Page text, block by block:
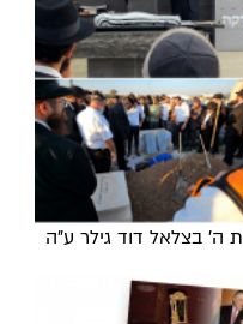
ה' בצלאל דוד גילר ע"ה